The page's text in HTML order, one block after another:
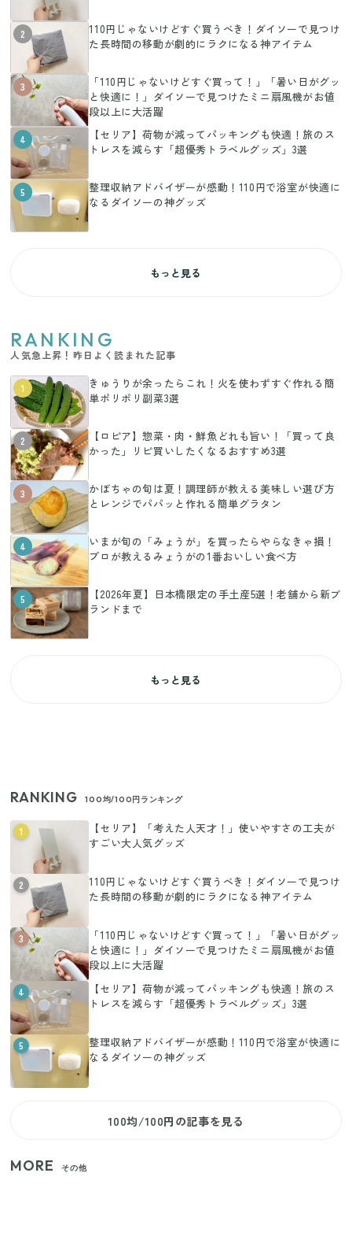
2
110円じゃないけどすぐ買うべき！ダイソーで見つけ
た長時間の移動が劇的にラクになる神アイテム
3
「110円じゃないけどすぐ買って！」「暑い日がグッ
と快適に！」ダイソーで見つけたミニ扇風機がお値
段以上に大活躍
4
【セリア】荷物が減ってパッキングも快適！旅のス
トレスを減らす「超優秀トラベルグッズ」3選
5
整理収納アドバイザーが感動！110円で浴室が快適に
なるダイソーの神グッズ
もっと見る
RANKING
人気急上昇！昨日よく読まれた記事
1
きゅうりが余ったらこれ！火を使わずすぐ作れる簡
単ポリポリ副菜3選
2
【ロピア】惣菜・肉・鮮魚どれも旨い！「買って良
かった」リピ買いしたくなるおすすめ3選
3
かぼちゃの旬は夏！調理師が教える美味しい選び方
とレンジでパパッと作れる簡単グラタン
4
いまが旬の「みょうが」を買ったらやらなきゃ損！
プロが教えるみょうがの1番おいしい食べ方
5
【2026年夏】日本橋限定の手土産5選！老舗から新ブ
ランドまで
もっと見る
RANKING 100均/100円ランキング
1
【セリア】「考えた人天才！」使いやすさの工夫が
すごい大人気グッズ
2
110円じゃないけどすぐ買うべき！ダイソーで見つけ
た長時間の移動が劇的にラクになる神アイテム
3
「110円じゃないけどすぐ買って！」「暑い日がグッ
と快適に！」ダイソーで見つけたミニ扇風機がお値
段以上に大活躍
4
【セリア】荷物が減ってパッキングも快適！旅のス
トレスを減らす「超優秀トラベルグッズ」3選
5
整理収納アドバイザーが感動！110円で浴室が快適に
なるダイソーの神グッズ
100均/100円の記事を見る
MORE その他